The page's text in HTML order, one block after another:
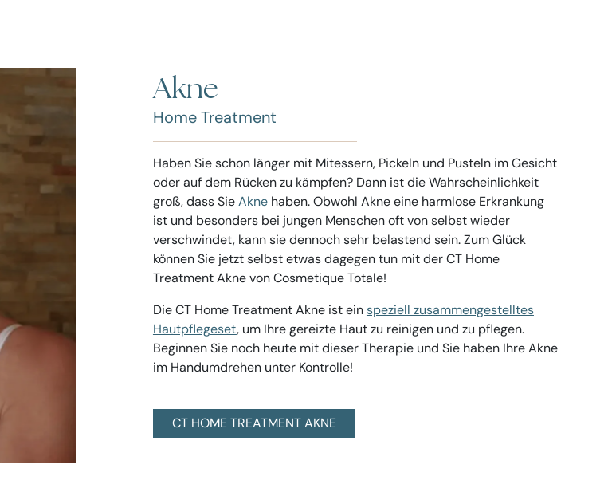
Akne
Home Treatment
Haben Sie schon länger mit Mitessern, Pickeln und Pusteln im Gesicht
oder auf dem Rücken zu kämpfen? Dann ist die Wahrscheinlichkeit
groß, dass SieAknehaben. Obwohl Akne eine harmlose Erkrankung
ist und besonders bei jungen Menschen oft von selbst wieder
verschwindet, kann sie dennoch sehr belastend sein. Zum Glück
können Sie jetzt selbst etwas dagegen tun mit der CT Home
Treatment Akne von Cosmetique Totale!
Die CT Home Treatment Akne ist einspeziell zusammengestelltes
Hautpflegeset, um Ihre gereizte Haut zu reinigen und zu pflegen.
Beginnen Sie noch heute mit dieser Therapie und Sie haben Ihre Akne
im Handumdrehen unter Kontrolle!
CT HOME TREATMENT AKNE